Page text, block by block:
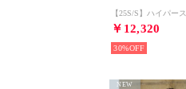
￥12,320
30%
NEW